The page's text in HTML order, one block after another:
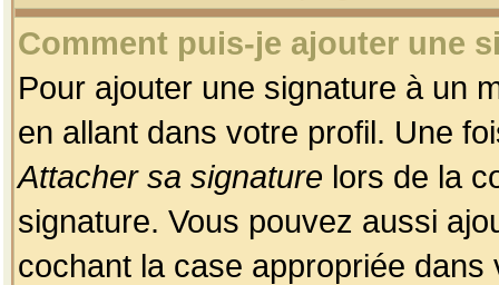
Comment puis-je ajouter une
Pour ajouter une signature à un
en allant dans votre profil. Une
Attacher sa signature lors de la
signature. Vous pouvez aussi
cochant la case appropriée